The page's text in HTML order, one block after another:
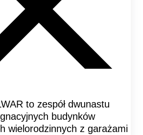
to zespół dwunastu
budynków
wielorodzinnych z garażami